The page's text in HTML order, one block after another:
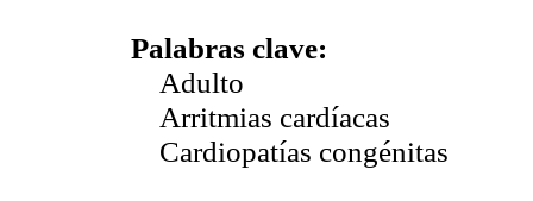
Palabras clave:
Adulto
Arritmias cardíacas
Cardiopatías congénitas